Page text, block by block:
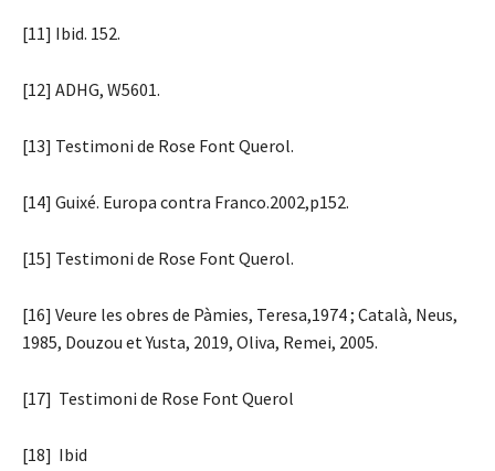
[11] Ibid. 152.
[12] ADHG, W5601.
[13] Testimoni de Rose Font Querol.
[14] Guixé. Europa contra Franco.2002,p152.
[15] Testimoni de Rose Font Querol.
[16] Veure les obres de Pàmies, Teresa,1974 ; Català, Neus,
1985, Douzou et Yusta, 2019, Oliva, Remei, 2005.
[17] Testimoni de Rose Font Querol
[18] Ibid